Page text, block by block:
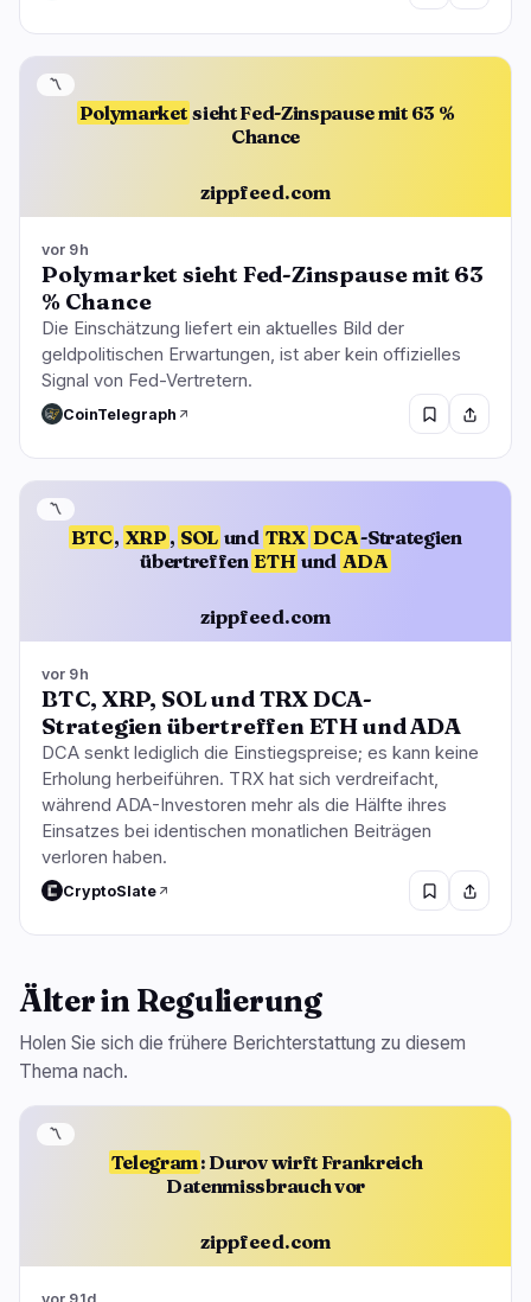
Polymarket sieht Fed-Zinspause mit 63 %
Chance
zippfeed.com
〽️
vor 9h
Polymarket sieht Fed-Zinspause mit 63
% Chance
Die Einschätzung liefert ein aktuelles Bild der
geldpolitischen Erwartungen, ist aber kein offizielles
Signal von Fed-Vertretern.
CoinTelegraph
BTC, XRP , SOL und TRX DCA-Strategien
übertreffen ETH und ADA
zippfeed.com
〽️
vor 9h
BTC, XRP, SOL und TRX DCA-
Strategien übertreffen ETH und ADA
DCA senkt lediglich die Einstiegspreise; es kann keine
Erholung herbeiführen. TRX hat sich verdreifacht,
während ADA-Investoren mehr als die Hälfte ihres
Einsatzes bei identischen monatlichen Beiträgen
verloren haben.
CryptoSlate
Älter in Regulierung
Holen Sie sich die frühere Berichterstattung zu diesem
Thema nach.
Telegram: Durov wirft Frankreich
Datenmissbrauch vor
zippfeed.com
〽️